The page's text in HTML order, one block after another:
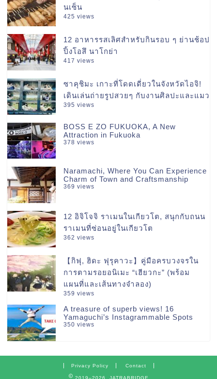
นเซ็น
425 views
12 อาหารรสเลิศสำหรับกินรอบ ๆ ย่านช้อป
ปิ้งโอสึ นาโกย่า
417 views
ซาคุชิมะ เกาะที่โดดเดี่ยวในจังหวัดไอจิ!
เดินเล่นถ่ายรูปสวยๆ กับงานศิลปะและแมว
395 views
BOSS E ZO FUKUOKA, A New
Attraction in Fukuoka
378 views
Naramachi, Where You Can Experience
Charm of Town and Craftsmanship
369 views
12 อิจิโจจิ ราเมนในเกียวโต, สนุกกับถนน
ราเมนที่ซ่อนอยู่ในเกียวโต
362 views
【กิฟุ, ฮิดะ ฟุรุคาวะ】คู่มือครบวงจรใน
การตามรอยอนิเมะ “เฮียวกะ” (พร้อม
แผนที่และเส้นทางจำลอง)
359 views
A treasure of superb views! 16
Yamaguchi’s Instagrammable Spots
350 views
Privacy Policy Contact
2019–2026 JATRABRIDGE